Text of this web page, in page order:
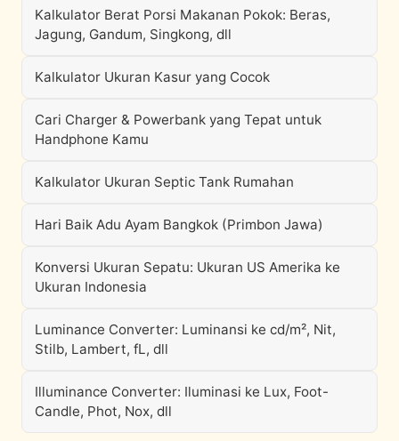
Kalkulator Berat Porsi Makanan Pokok: Beras,
Jagung, Gandum, Singkong, dll
Kalkulator Ukuran Kasur yang Cocok
Cari Charger & Powerbank yang Tepat untuk
Handphone Kamu
Kalkulator Ukuran Septic Tank Rumahan
Hari Baik Adu Ayam Bangkok (Primbon Jawa)
Konversi Ukuran Sepatu: Ukuran US Amerika ke
Ukuran Indonesia
Luminance Converter: Luminansi ke cd/m², Nit,
Stilb, Lambert, fL, dll
Illuminance Converter: Iluminasi ke Lux, Foot-
Candle, Phot, Nox, dll